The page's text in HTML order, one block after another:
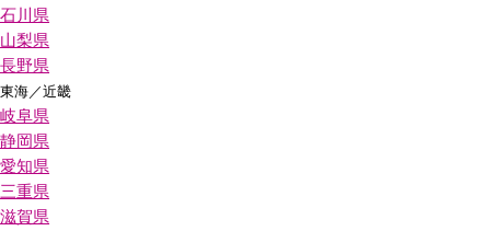
石川県
山梨県
長野県
東海／近畿
岐阜県
静岡県
愛知県
三重県
滋賀県